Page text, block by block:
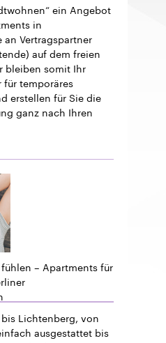
ein Angebot
in
an Vertragspartner
auf dem freien
bleiben somit Ihr
für temporäres
erstellen für Sie die
ganz nach Ihren
– Apartments für
Lichtenberg, von
ausgestattet bis